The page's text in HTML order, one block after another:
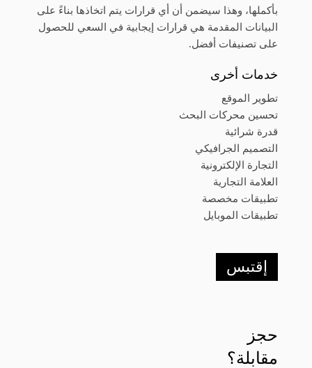
بأكملها، وهذا سيضمن أن أي قرارات يتم اتخاذها بناءً على
البيانات المقدمة هي قرارات إيجابية في السعي للحصول
على تصنيفات أفضل.
خدمات أخرى
تطوير الموقع
تحسين محركات البحث
قدرة شرائية
التصميم الجرافيكي
التجارة الإلكترونية
العلامة التجارية
تطبيقات مخصصة
تطبيقات الموبايل
إقتبس
حجز
مقابلة؟